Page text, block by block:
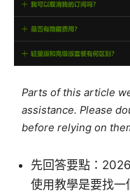
Parts of this article
assistance. Please
before relying on
先回答要點：
使用教學是要找